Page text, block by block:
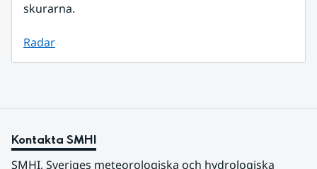
skurarna.
Radar
Kontakta SMHI
SMHI, Sveriges meteorologiska och hydrologiska